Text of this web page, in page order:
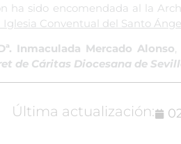
ha sido encomendada al la
Iglesia Conventual del Santo Ángel.
Inmaculada Mercado Alonso,
de Cáritas Diocesana de
Última actualización: